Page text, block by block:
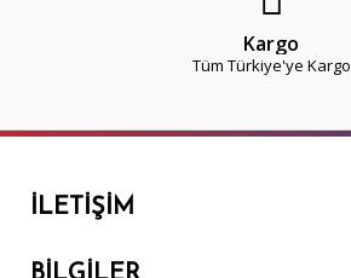
Kargo
Tüm Türkiye'ye Kargo
İLETIŞIM